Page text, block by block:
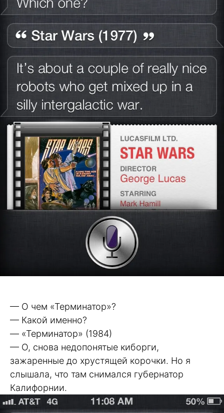
— О чем «Терминатор»?
— Какой именно?
— «Терминатор» (1984)
— О, снова недопонятые киборги,
зажаренные до хрустящей корочки. Но я
слышала, что там снимался губернатор
Калифорнии.